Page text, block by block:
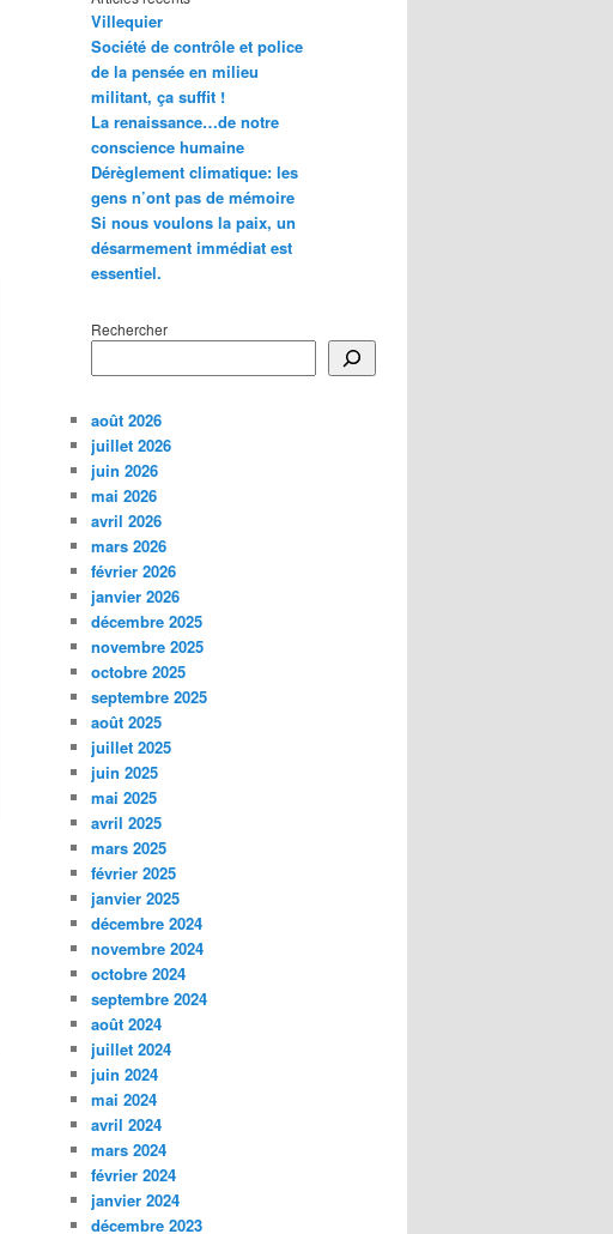
Villequier
Société de contrôle et police
de la pensée en milieu
militant, ça suffit !
La renaissance…de notre
conscience humaine
Dérèglement climatique: les
gens n’ont pas de mémoire
Si nous voulons la paix, un
désarmement immédiat est
essentiel.
Rechercher
août 2026
juillet 2026
juin 2026
mai 2026
avril 2026
mars 2026
février 2026
janvier 2026
décembre 2025
novembre 2025
octobre 2025
septembre 2025
août 2025
juillet 2025
juin 2025
mai 2025
avril 2025
mars 2025
février 2025
janvier 2025
décembre 2024
novembre 2024
octobre 2024
septembre 2024
août 2024
juillet 2024
juin 2024
mai 2024
avril 2024
mars 2024
février 2024
janvier 2024
décembre 2023